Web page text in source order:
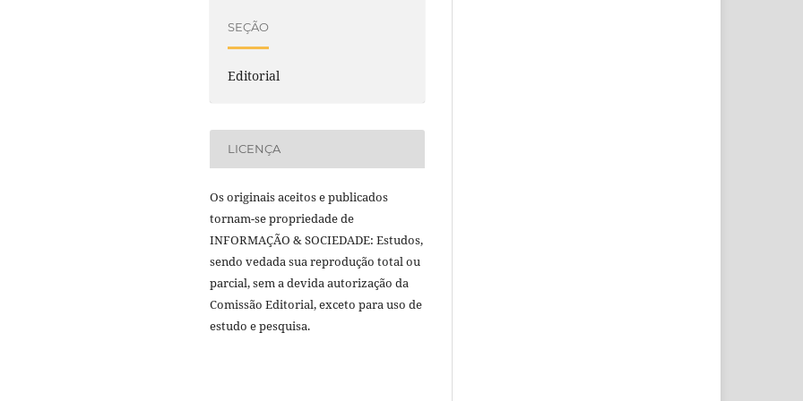
SEÇÃO
Editorial
LICENÇA
Os originais aceitos e publicados
tornam-se propriedade de
INFORMAÇÃO & SOCIEDADE: Estudos,
sendo vedada sua reprodução total ou
parcial, sem a devida autorização da
Comissão Editorial, exceto para uso de
estudo e pesquisa.